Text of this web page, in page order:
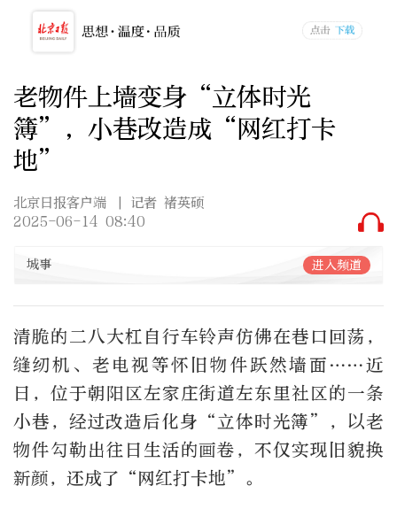
老物件上墙变身“立体时光
簿”，小巷改造成“网红打卡
地”
北京日报客户端
| 记者 褚英硕
2025-06-14 08:40
城事 进入频道
清脆的二八大杠自行车铃声仿佛在巷口回荡，
缝纫机、老电视等怀旧物件跃然墙面……近
日，位于朝阳区左家庄街道左东里社区的一条
小巷，经过改造后化身“立体时光簿”，以老
物件勾勒出往日生活的画卷，不仅实现旧貌换
新颜，还成了“网红打卡地”。